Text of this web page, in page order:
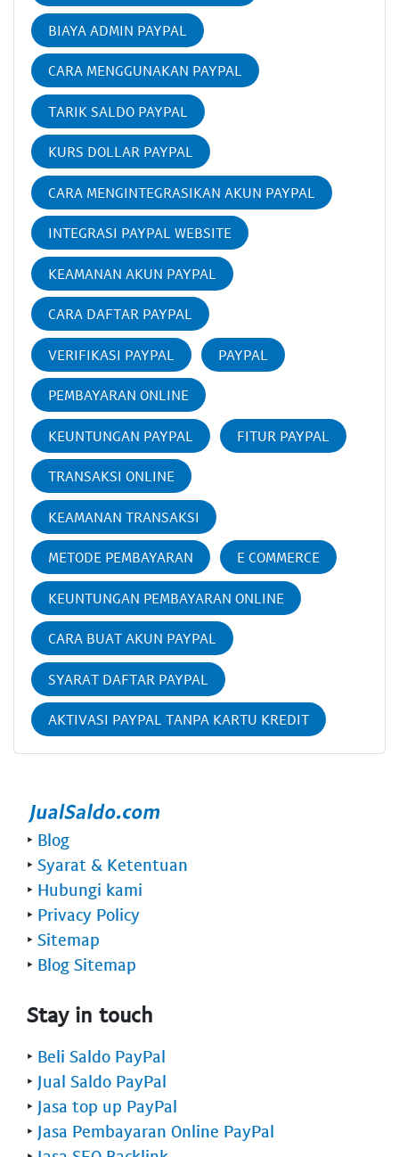
BIAYA ADMIN PAYPAL
CARA MENGGUNAKAN PAYPAL
TARIK SALDO PAYPAL
KURS DOLLAR PAYPAL
CARA MENGINTEGRASIKAN AKUN PAYPAL
INTEGRASI PAYPAL WEBSITE
KEAMANAN AKUN PAYPAL
CARA DAFTAR PAYPAL
VERIFIKASI PAYPAL PAYPAL
PEMBAYARAN ONLINE
KEUNTUNGAN PAYPAL FITUR PAYPAL
TRANSAKSI ONLINE
KEAMANAN TRANSAKSI
METODE PEMBAYARAN E COMMERCE
KEUNTUNGAN PEMBAYARAN ONLINE
CARA BUAT AKUN PAYPAL
SYARAT DAFTAR PAYPAL
AKTIVASI PAYPAL TANPA KARTU KREDIT
‣ Blog
‣ Syarat & Ketentuan
‣ Hubungi kami
‣ Privacy Policy
‣ Sitemap
‣ Blog Sitemap
Stay in touch
‣ Beli Saldo PayPal
‣ Jual Saldo PayPal
‣ Jasa top up PayPal
‣ Jasa Pembayaran Online PayPal